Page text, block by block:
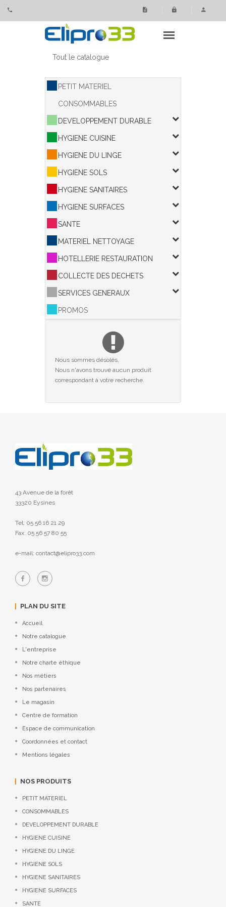
Tout le catalogue
PETIT MATERIEL
CONSOMMABLES
DEVELOPPEMENT DURABLE
HYGIENE CUISINE
HYGIENE DU LINGE
HYGIENE SOLS
HYGIENE SANITAIRES
HYGIENE SURFACES
SANTE
MATERIEL NETTOYAGE
HOTELLERIE RESTAURATION
COLLECTE DES DECHETS
SERVICES GENERAUX
PROMOS
Nous sommes désolés,
Nous n'avons trouvé aucun produit
correspondant à votre recherche.
43 Avenue de la forêt
33320 Eysines
Tel: 05 56 16 21 29
Fax: 05 56 57 80 55
e-mail: contact@elipro33.com
PLAN DU SITE
Accueil
Notre catalogue
L'entreprise
Notre charte éthique
Nos métiers
Nos partenaires
Le magasin
Centre de formation
Espace de communication
Coordonnées et contact
Mentions légales
NOS PRODUITS
PETIT MATERIEL
CONSOMMABLES
DEVELOPPEMENT DURABLE
HYGIENE CUISINE
HYGIENE DU LINGE
HYGIENE SOLS
HYGIENE SANITAIRES
HYGIENE SURFACES
SANTE
Panneau de gestion des cookies